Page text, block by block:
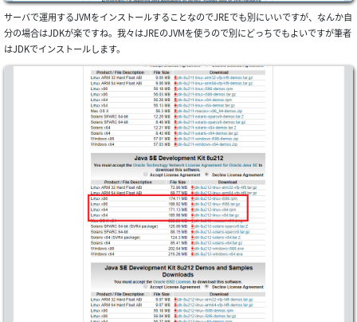
サーバで運用するJVMをインストールすることなのでJREでも別にいいですが、なんか自
分の場合はJDKが楽ですね。我々はJREのJVMを使うので別にどっちでもよいですが筆者
はJDKでインストールします。